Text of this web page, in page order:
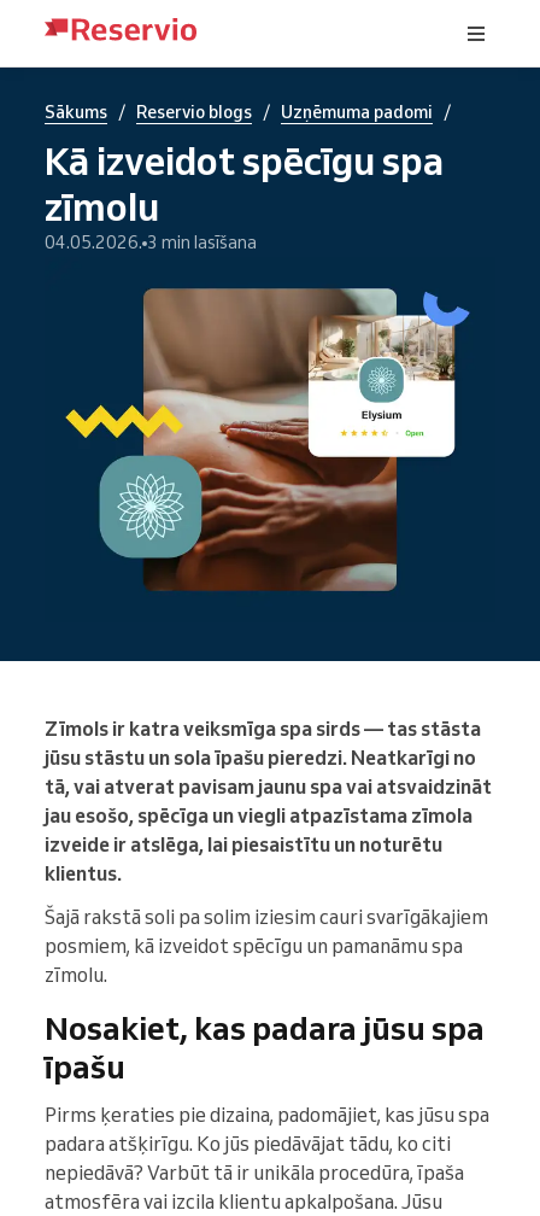
Sākums / Reservio blogs / Uzņēmuma padomi /
Kā izveidot spēcīgu spa
zīmolu
04.05.2026. 3 min lasīšana
Zīmols ir katra veiksmīga spa sirds — tas stāsta
jūsu stāstu un sola īpašu pieredzi. Neatkarīgi no
tā, vai atverat pavisam jaunu spa vai atsvaidzināt
jau esošo, spēcīga un viegli atpazīstama zīmola
izveide ir atslēga, lai piesaistītu un noturētu
klientus.
Šajā rakstā soli pa solim iziesim cauri svarīgākajiem
posmiem, kā izveidot spēcīgu un pamanāmu spa
zīmolu.
Nosakiet, kas padara jūsu spa
īpašu
Pirms ķeraties pie dizaina, padomājiet, kas jūsu spa
padara atšķirīgu. Ko jūs piedāvājat tādu, ko citi
nepiedāvā? Varbūt tā ir unikāla procedūra, īpaša
atmosfēra vai izcila klientu apkalpošana. Jūsu